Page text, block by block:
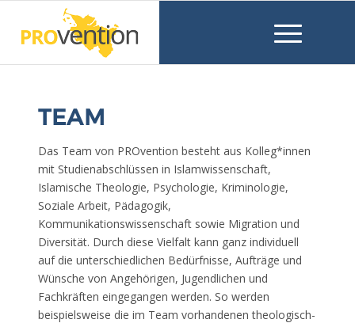
TEAM
Das Team von PROvention besteht aus Kolleg*innen
mit Studienabschlüssen in Islamwissenschaft,
Islamische Theologie, Psychologie, Kriminologie,
Soziale Arbeit, Pädagogik,
Kommunikationswissenschaft sowie Migration und
Diversität. Durch diese Vielfalt kann ganz individuell
auf die unterschiedlichen Bedürfnisse, Aufträge und
Wünsche von Angehörigen, Jugendlichen und
Fachkräften eingegangen werden. So werden
beispielsweise die im Team vorhandenen theologisch-